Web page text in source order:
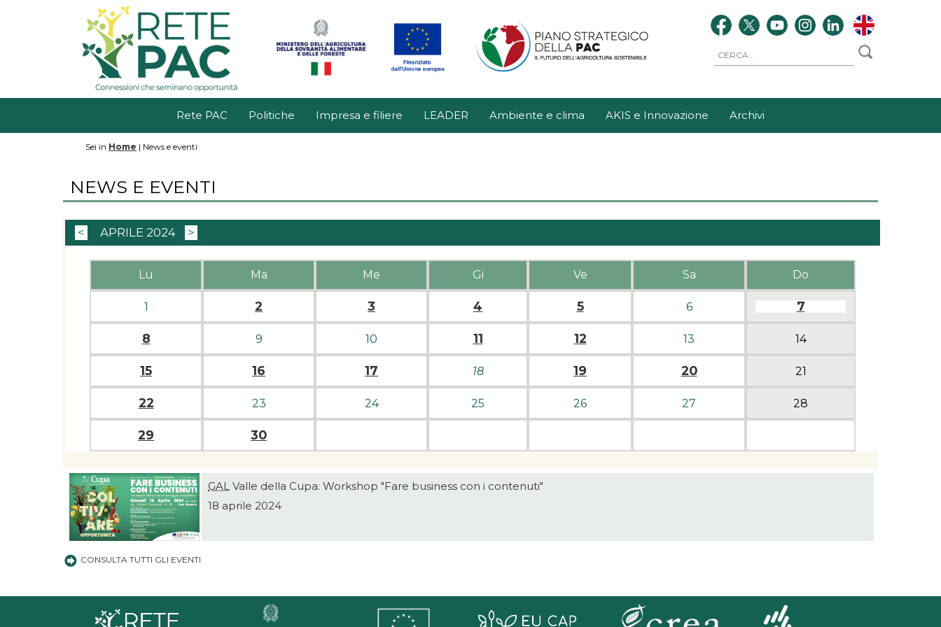
Rete PAC Politiche Impresa e filiere LEADER Ambiente e clima AKIS e Innovazione Archivi
Sei in Home | News e eventi
NEWS E EVENTI
< APRILE 2024 >
Lu Ma Me Gi Ve Sa Do
1 2 3 4 5 6 7
8 9 10 11 12 13 14
15 16 17 18 19 20 21
22 23 24 25 26 27 28
29 30
GAL Valle della Cupa: Workshop "Fare business con i contenuti"
18 aprile 2024
CONSULTA TUTTI GLI EVENTI